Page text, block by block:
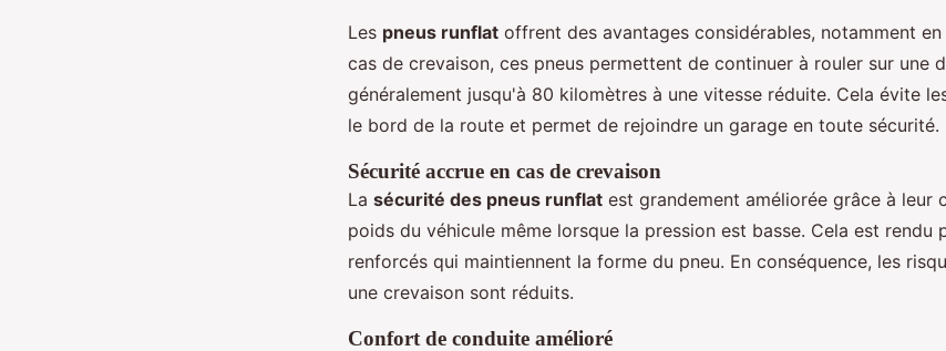
Les pneus runflat offrent des avantages considérables, notamment
cas de crevaison, ces pneus permettent de continuer à rouler sur une
généralement jusqu'à 80 kilomètres à une vitesse réduite. Cela évite
le bord de la route et permet de rejoindre un garage en toute sécurité.
Sécurité accrue en cas de crevaison
La sécurité des pneus runflat est grandement améliorée grâce à leur
poids du véhicule même lorsque la pression est basse. Cela est rendu
renforcés qui maintiennent la forme du pneu. En conséquence, les
une crevaison sont réduits.
Confort de conduite amélioré